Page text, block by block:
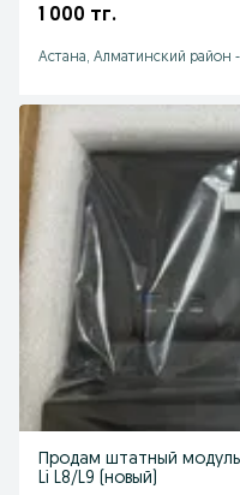
1 000 тг.
Астана, Алматинский район -
Продам штатный модуль
Li L8/L9 (новый)